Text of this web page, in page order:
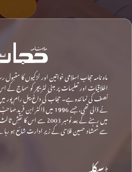
ماہ نامہ حجاب اسلامی خواتین اور لڑکیوں کا
اخلاقیات اور تعلیمات پر مبنی لٹریچر کو سماج
نے ڈالی تھی، جسے 1996 میں
میں رہنے کے بعد نومبر 2003
سے شمشاد حسین فلاحی کے زیرِ ادارت شائع ہو